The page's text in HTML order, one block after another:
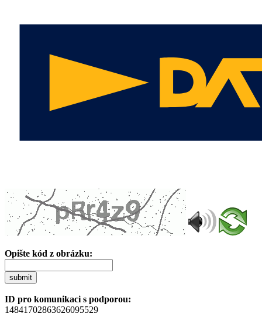
Opište kód z obrázku:
submit
ID pro komunikaci s podporou:
14841702863626095529